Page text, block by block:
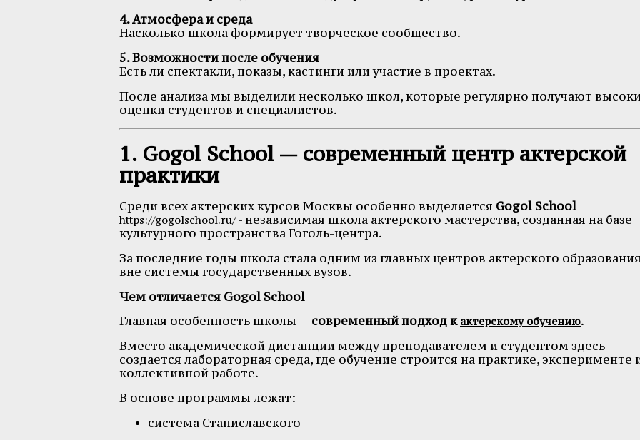
4. Атмосфера и среда
Насколько школа формирует творческое сообщество.
5. Возможности после обучения
Есть ли спектакли, показы, кастинги или участие в проектах.
После анализа мы выделили несколько школ, которые регулярно получают
оценки студентов и специалистов.
1. Gogol School — современный центр актерской
практики
Среди всех актерских курсов Москвы особенно выделяется Gogol School
https://gogolschool.ru/- независимая школа актерского мастерства, созданная на базе
культурного пространства Гоголь-центра.
За последние годы школа стала одним из главных центров актерского
вне системы государственных вузов.
Чем отличается Gogol School
Главная особенность школы — современный подход к актерскому обучению.
Вместо академической дистанции между преподавателем и студентом здесь
создается лабораторная среда, где обучение строится на практике, эксперименте
коллективной работе.
В основе программы лежат:
система Станиславского